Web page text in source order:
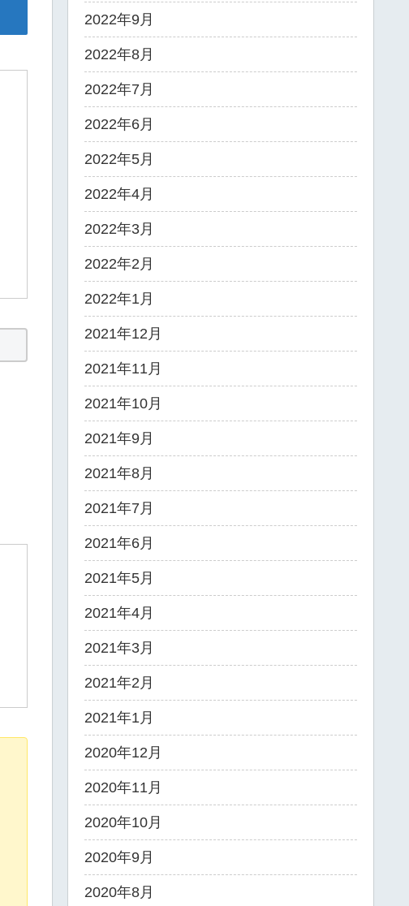
2022年9月
2022年8月
2022年7月
2022年6月
2022年5月
2022年4月
2022年3月
2022年2月
2022年1月
2021年12月
2021年11月
2021年10月
2021年9月
2021年8月
2021年7月
2021年6月
2021年5月
2021年4月
2021年3月
2021年2月
2021年1月
2020年12月
2020年11月
2020年10月
2020年9月
2020年8月